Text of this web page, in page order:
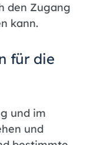
den Zugang
kann.
für die
und im
und